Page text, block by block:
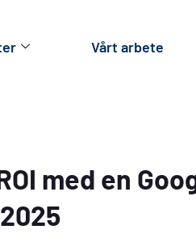
Vårt arbete
med en